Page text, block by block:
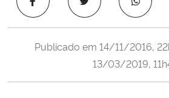
Ministério da Educação
Ministério da Cidadania
Publicado em 14/11/2016,
13/03/2019,